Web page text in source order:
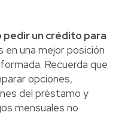
pedir un crédito para
en una mejor posición
Recuerda que
opciones,
del préstamo y
mensuales no